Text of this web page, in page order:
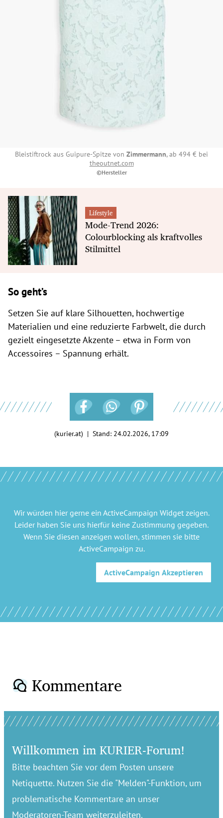
Bleistiftrock aus Guipure-Spitze von Zimmermann, ab 494 € bei
theoutnet.com
©Hersteller
Lifestyle
Mode-Trend 2026:
Colourblocking als kraftvolles
Stilmittel
So geht’s
Setzen Sie auf klare Silhouetten, hochwertige
Materialien und eine reduzierte Farbwelt, die durch
gezielt eingesetzte Akzente – etwa in Form von
Accessoires – Spannung erhält.
(kurier.at) | Stand: 24.02.2026, 17:09
Wir würden hier gerne ein ActiveCampaign Widgetzeigen.
Leider haben Sie uns hierfür keine Zustimmung gegeben.
Wenn Sie diesen anzeigen wollen, stimmen sie bitte
ActiveCampaign zu.
ActiveCampaign Akzeptieren
Kommentare